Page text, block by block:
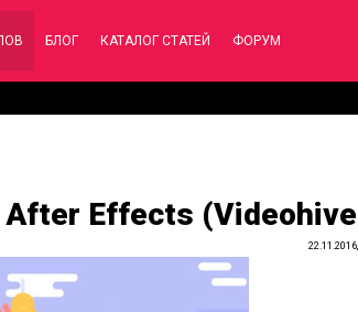
БЛОГ КАТАЛОГ СТАТЕЙ ФОРУМ
Effects